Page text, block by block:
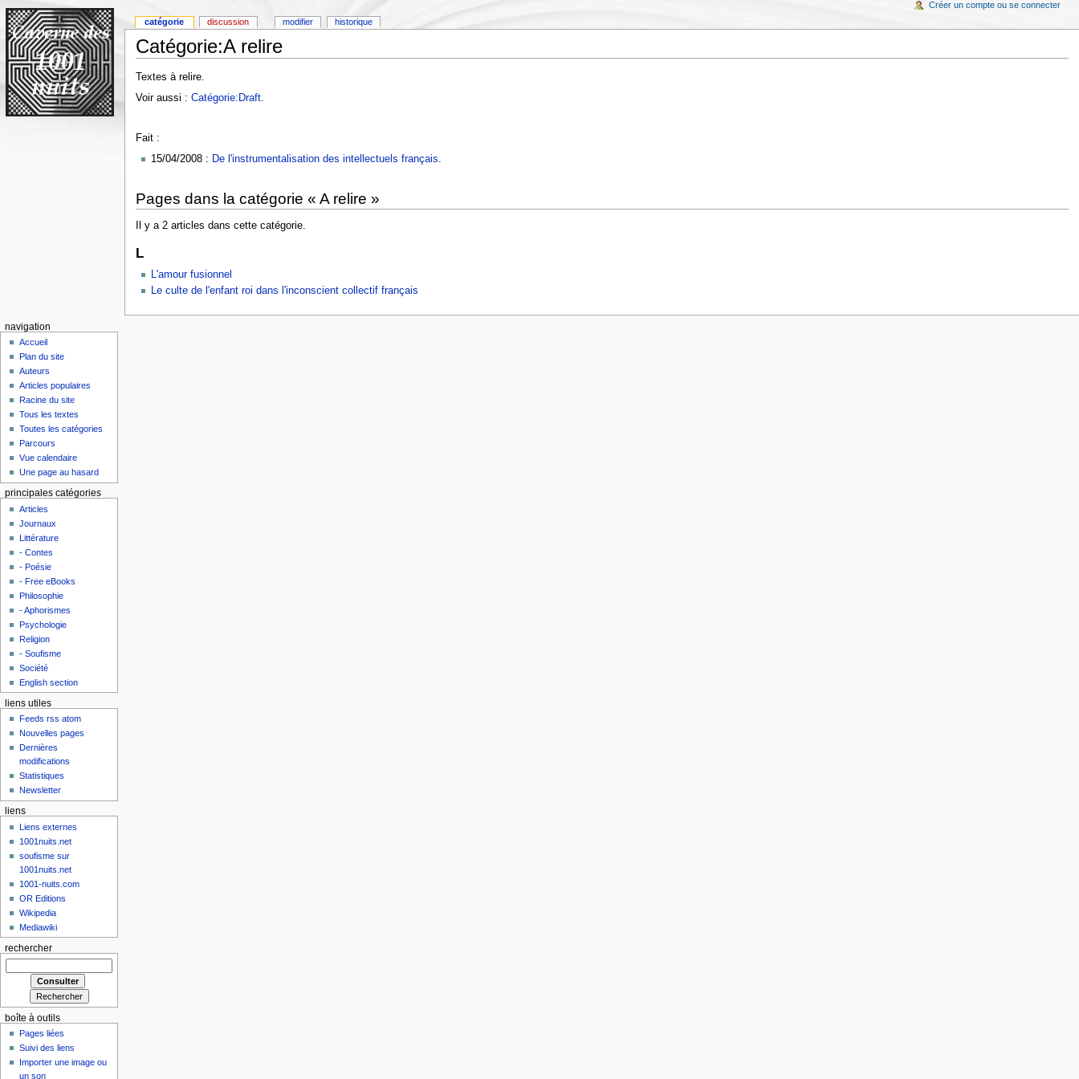
Catégorie:A relire
Textes à relire.
Voir aussi : Catégorie:Draft.
Fait :
15/04/2008 : De l'instrumentalisation des intellectuels français.
Pages dans la catégorie « A relire »
Il y a 2 articles dans cette catégorie.
L
L'amour fusionnel
Le culte de l'enfant roi dans l'inconscient collectif français
catégorie discussion modifier historique
Créer un compte ou se connecter
navigation
Accueil
Plan du site
Auteurs
Articles populaires
Racine du site
Tous les textes
Toutes les catégories
Parcours
Vue calendaire
Une page au hasard
principales catégories
Articles
Journaux
Littérature
- Contes
- Poésie
- Free eBooks
Philosophie
- Aphorismes
Psychologie
Religion
- Soufisme
Société
English section
liens utiles
Feeds rss atom
Nouvelles pages
Dernières
modifications
Statistiques
Newsletter
liens
Liens externes
1001nuits.net
soufisme sur
1001nuits.net
1001-nuits.com
OR Editions
Wikipedia
Mediawiki
rechercher
boîte à outils
Pages liées
Suivi des liens
Importer une image ou
un son